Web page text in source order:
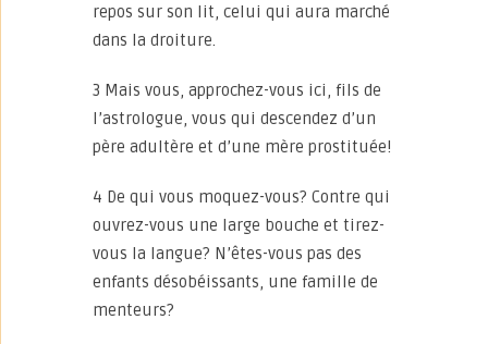
repos sur son lit, celui qui aura marché
dans la droiture.
3 Mais vous, approchez-vous ici, fils de
l’astrologue, vous qui descendez d’un
père adultère et d’une mère prostituée!
4 De qui vous moquez-vous? Contre qui
ouvrez-vous une large bouche et tirez-
vous la langue? N’êtes-vous pas des
enfants désobéissants, une famille de
menteurs?